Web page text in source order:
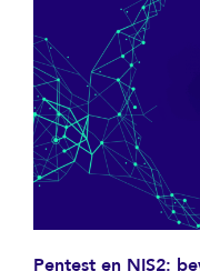
Pentest en NIS2: